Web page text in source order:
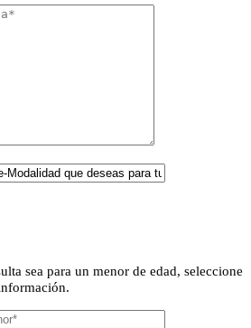
sea para un menor de edad, seleccione